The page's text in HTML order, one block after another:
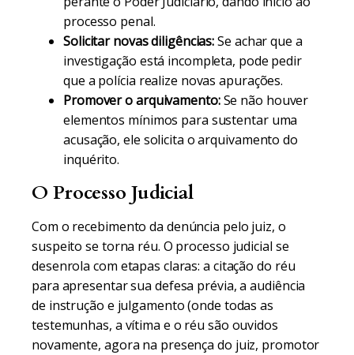
processo penal.
Solicitar novas diligências:Se achar que a
investigação está incompleta, pode pedir
que a polícia realize novas apurações.
Promover o arquivamento:Se não houver
elementos mínimos para sustentar uma
acusação, ele solicita o arquivamento do
inquérito.
O Processo Judicial
Com o recebimento da denúncia pelo juiz, o
suspeito se torna réu. O processo judicial se
desenrola com etapas claras: a citação do réu
para apresentar sua defesa prévia, a audiência
de instrução e julgamento (onde todas as
testemunhas, a vítima e o réu são ouvidos
novamente, agora na presença do juiz, promotor